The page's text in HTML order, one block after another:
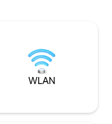
WLAN